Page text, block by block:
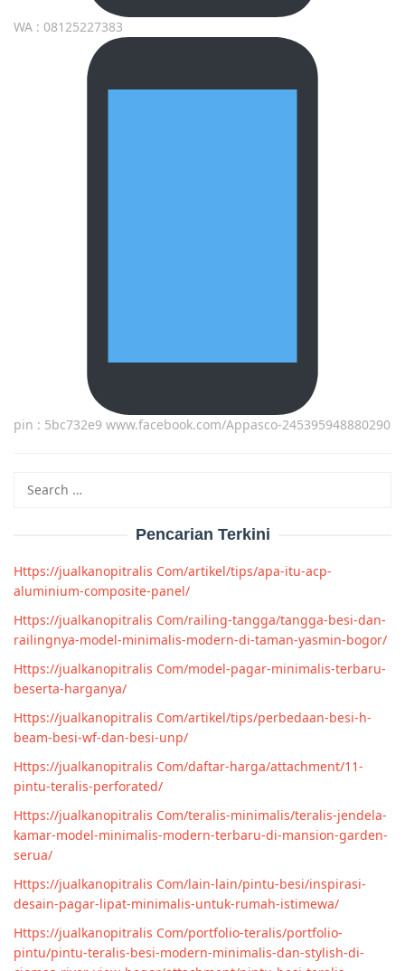
WA : 08125227383
pin : 5bc732e9 www.facebook.com/Appasco-245395948880290
for:
Pencarian Terkini
Https://jualkanopitralis Com/artikel/tips/apa-itu-acp-
aluminium-composite-panel/
Https://jualkanopitralis Com/railing-tangga/tangga-besi-dan-
railingnya-model-minimalis-modern-di-taman-yasmin-bogor/
Https://jualkanopitralis Com/model-pagar-minimalis-terbaru-
beserta-harganya/
Https://jualkanopitralis Com/artikel/tips/perbedaan-besi-h-
beam-besi-wf-dan-besi-unp/
Https://jualkanopitralis Com/daftar-harga/attachment/11-
pintu-teralis-perforated/
Https://jualkanopitralis Com/teralis-minimalis/teralis-jendela-
kamar-model-minimalis-modern-terbaru-di-mansion-garden-
serua/
Https://jualkanopitralis Com/lain-lain/pintu-besi/inspirasi-
desain-pagar-lipat-minimalis-untuk-rumah-istimewa/
Https://jualkanopitralis Com/portfolio-teralis/portfolio-
pintu/pintu-teralis-besi-modern-minimalis-dan-stylish-di-